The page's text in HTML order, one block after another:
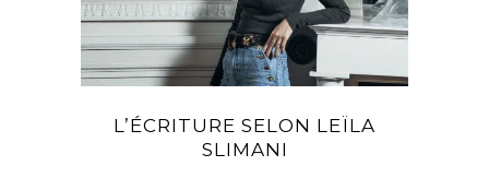
L’ÉCRITURE SELON LEÏLA
SLIMANI